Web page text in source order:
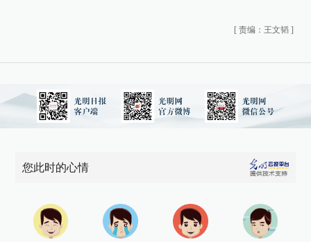
[ 责编：王文韬 ]
您此时的心情